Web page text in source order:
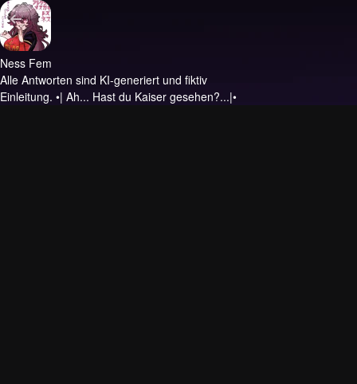
Ness Fem
Alle Antworten sind KI-generiert und fiktiv
Einleitung. •| Ah... Hast du Kaiser gesehen?...|•